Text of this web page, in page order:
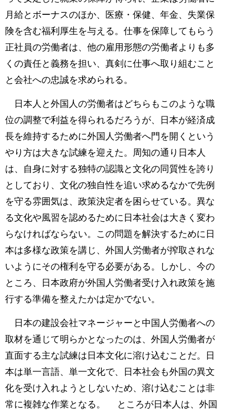
月給とボーナスのほか、医療・保健、年金、失業保
険を含む福利厚生を与える。仕事を保障してもらう
正社員の労働者は、他の雇用形態の労働者よりも多
くの責任と義務を担い、真剣に仕事へ取り組むこと
と会社への忠誠を求められる。
日本人と外国人の労働者はどちらもこのような職
位の調整で利益を得られるだろうが、日本が経済成
長を維持するために外国人労働者へ門を開くという
やり方は大きな試練を迎えた。周知の通り日本人
は、自身に対する独特の認識と文化の同質性を誇り
としており、文化の独自性を追い求めるなかで先例
を守る雰囲気は、政策決定者を困らせている。異な
る文化や風習を認めるために日本社会は大きく変わ
らなければならない。この問題を解決するために日
本は多様な政策を講じ、外国人労働者が搾取されな
いようにその権利を守る必要がある。しかし、今の
ところ、日本政府が外国人労働者受け入れ政策を施
行する準備を整えたかは定かでない。
日本の建設会社マネージャーと中国人労働者への
取材を通じて明らかとなったのは、外国人労働者が
直面する主な試練は日本文化に溶け込むことだ。日
本は単一言語、単一文化で、日本社会も外国の異文
化を受け入れようとしないため、溶け込むことは非
常に複雑な作業となる。 ところが日本人は、外国